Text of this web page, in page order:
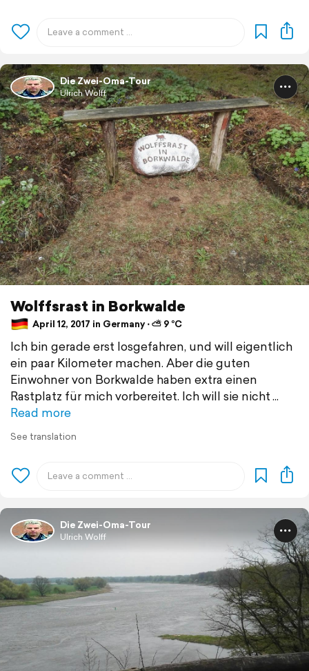
Die Zwei-Oma-Tour
Ulrich Wolff
Wolffsrast in Borkwalde
April 12, 2017 in Germany ⋅ ⛅ 9 °C
Ich bin gerade erst losgefahren, und will eigentlich
ein paar Kilometer machen. Aber die guten
Einwohner von Borkwalde haben extra einen
Rastplatz für mich vorbereitet. Ich will sie nicht
Read more
See translation
Die Zwei-Oma-Tour
Ulrich Wolff